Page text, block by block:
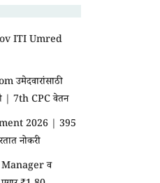
Gov ITI Umred
| 7th CPC वेतन
2026 | 395
नोकरी
व